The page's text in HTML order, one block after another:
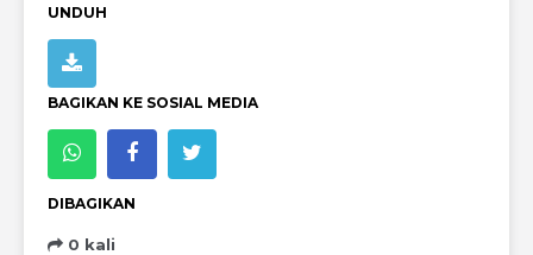
UNDUH
BAGIKAN KE SOSIAL MEDIA
DIBAGIKAN
0 kali